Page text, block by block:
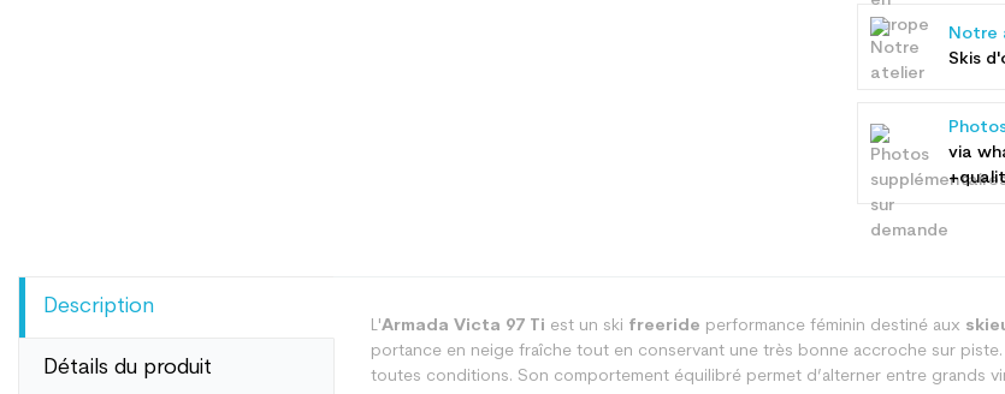
Notre
Skis
via
Description
Détails du produit
L'Armada Victa 97 Ti est un ski freeride performance féminin destiné aux
portance en neige fraîche tout en conservant une très bonne accroche sur
toutes conditions. Son comportement équilibré permet d’alterner entre grands